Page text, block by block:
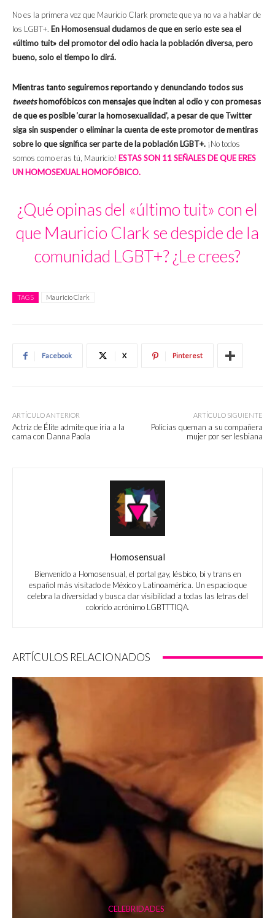
No es la primera vez que Mauricio Clark promete que ya no va a hablar de
los LGBT+. En Homosensual dudamos de que en serio este sea el
«último tuit» del promotor del odio hacia la población diversa, pero
bueno, solo el tiempo lo dirá.
Mientras tanto seguiremos reportando y denunciando todos sus
tweetshomofóbicos con mensajes que inciten al odio y con promesas
de que es posible ‘curar la homosexualidad’, a pesar de que Twitter
siga sin suspender o eliminar la cuenta de este promotor de mentiras
sobre lo que significa ser parte de la población LGBT+. ¡No todos
somos como eras tú, Mauricio! ESTAS SON 11 SEÑALES DE QUE ERES
UN HOMOSEXUAL HOMOFÓBICO.
¿Qué opinas del «último tuit» con el
que Mauricio Clark se despide de la
comunidad LGBT+? ¿Le crees?
TAGS Mauricio Clark
Facebook X Pinterest
ARTÍCULO ANTERIOR
Actriz de Élite admite que iría a la
cama con Danna Paola
ARTÍCULO SIGUIENTE
Policías queman a su compañera
mujer por ser lesbiana
Homosensual
Bienvenido a Homosensual, el portal gay, lésbico, bi y trans en
español más visitado de México y Latinoamérica. Un espacio que
celebra la diversidad y busca dar visibilidad a todas las letras del
colorido acrónimo LGBTTTIQA.
ARTÍCULOS RELACIONADOS
CELEBRIDADES